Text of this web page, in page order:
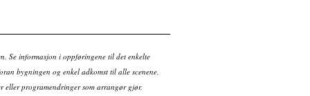
Se informasjon i oppføringene til det enkelte
bygningen og enkel adkomst til alle scenene.
eller programendringer som arrangør gjør.